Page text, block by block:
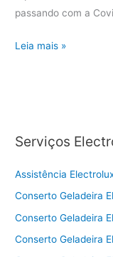
passando com a
Conserto
Mooca
Leia mais »
Serviços
Assistência
Conserto Geladeira
Conserto Geladeira
Conserto Geladeira